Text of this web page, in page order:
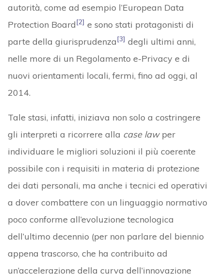
autorità, come ad esempio l’European Data
Protection Board[2] e sono stati protagonisti di
parte della giurisprudenza[3] degli ultimi anni,
nelle more di un Regolamento e-Privacy e di
nuovi orientamenti locali, fermi, fino ad oggi, al
2014.
Tale stasi, infatti, iniziava non solo a costringere
gli interpreti a ricorrere alla case lawper
individuare le migliori soluzioni il più coerente
possibile con i requisiti in materia di protezione
dei dati personali, ma anche i tecnici ed operativi
a dover combattere con un linguaggio normativo
poco conforme all’evoluzione tecnologica
dell’ultimo decennio (per non parlare del biennio
appena trascorso, che ha contribuito ad
un’accelerazione della curva dell’innovazione